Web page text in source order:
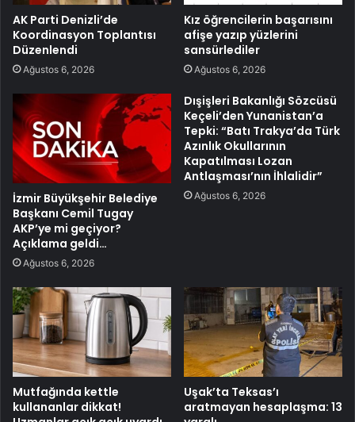
AK Parti Denizli’de
Koordinasyon Toplantısı
Düzenlendi
Ağustos 6, 2026
Kız öğrencilerin başarısını
afişe yazıp yüzlerini
sansürlediler
Ağustos 6, 2026
İzmir Büyükşehir Belediye
Başkanı Cemil Tugay
AKP’ye mi geçiyor?
Açıklama geldi…
Ağustos 6, 2026
Dışişleri Bakanlığı Sözcüsü
Keçeli’den Yunanistan’a
Tepki: “Batı Trakya’da Türk
Azınlık Okullarının
Kapatılması Lozan
Antlaşması’nın İhlalidir”
Ağustos 6, 2026
Mutfağında kettle
kullananlar dikkat!
Uşak’ta Teksas’ı
aratmayan hesaplaşma: 13